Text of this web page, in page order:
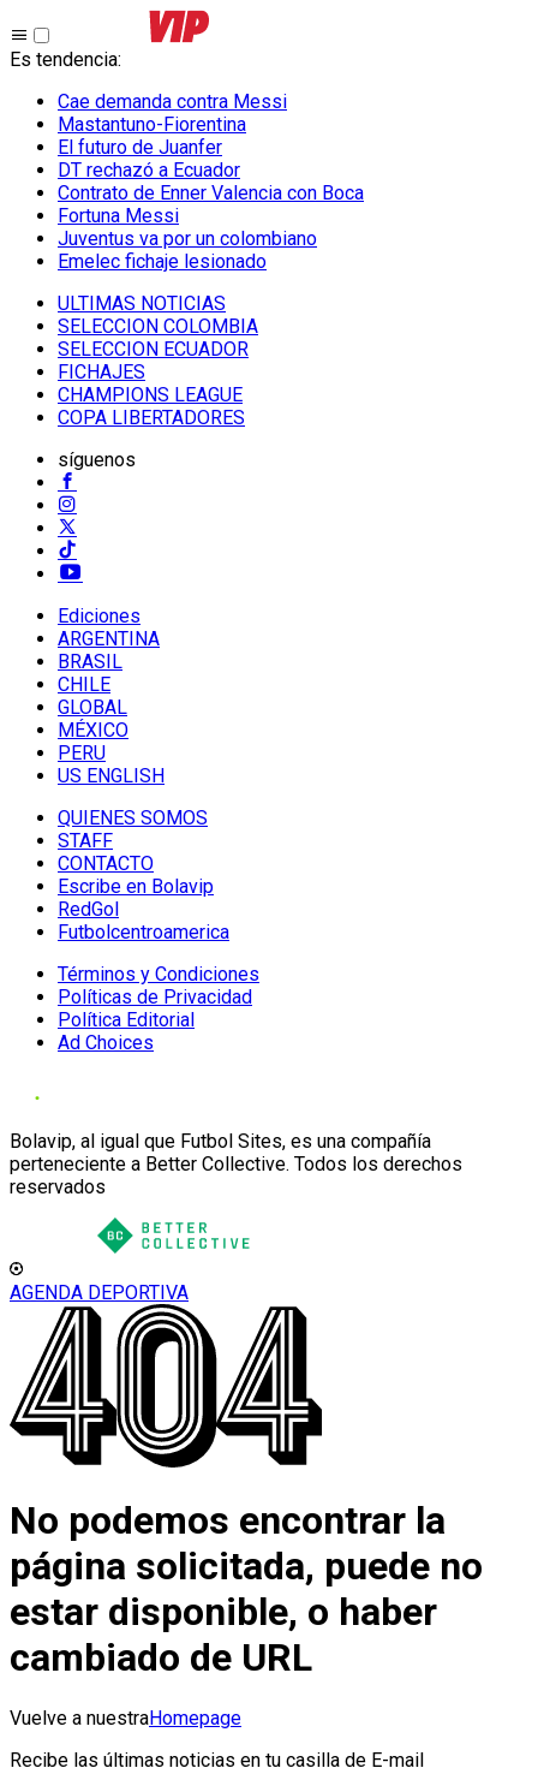
Es tendencia:
Cae demanda contra Messi
Mastantuno-Fiorentina
El futuro de Juanfer
DT rechazó a Ecuador
Contrato de Enner Valencia con Boca
Fortuna Messi
Juventus va por un colombiano
Emelec fichaje lesionado
ULTIMAS NOTICIAS
SELECCION COLOMBIA
SELECCION ECUADOR
FICHAJES
CHAMPIONS LEAGUE
COPA LIBERTADORES
síguenos
Ediciones
ARGENTINA
BRASIL
CHILE
GLOBAL
MÉXICO
PERU
US ENGLISH
QUIENES SOMOS
STAFF
CONTACTO
Escribe en Bolavip
RedGol
Futbolcentroamerica
Términos y Condiciones
Políticas de Privacidad
Política Editorial
Ad Choices
Bolavip, al igual que Futbol Sites, es una compañía
perteneciente a Better Collective. Todos los derechos
reservados
AGENDA DEPORTIVA
No podemos encontrar la
página solicitada, puede no
estar disponible, o haber
cambiado de URL
Vuelve a nuestraHomepage
Recibe las últimas noticias en tu casilla de E-mail